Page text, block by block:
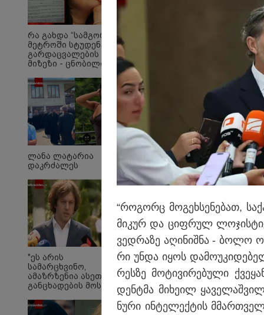
"ნია იმნაძის
მასალაა
მტკიცებულებებიც
რა გახდა “სამგორის”
მეტროში სტუდენტის
გარდაცვალების
მიზეზი - ცნობილია
ლანა ლატარია
დაკრძალეს
"ეს არის
სამარცხვინო,
ამაზრზენია ასეთი
განცხადების მოსმენა,
სჭირდება
“რო­გორც მო­გეხ­სე­ნე­ბათ,
მი­კურ და ციფ­რულ
ვედ­რა­ზე აღი­ნიშ­ნა - ბოლო
რი უნდა იყოს
რეს­ზე მო­ტი­ვი­რე­ბუ­ლი
დენ­ტმა მი­ხე­ილ
ნუ­რი ინ­ტე­ლექ­ტის